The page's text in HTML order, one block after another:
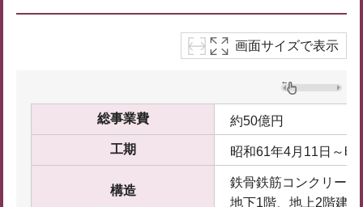
画面サイズで表示
総事業費 約50億円
工期 昭和61年4月11日～昭
構造
鉄骨鉄筋コンクリート
地下1階、地上2階建て